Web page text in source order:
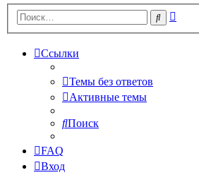
Поиск
Ссылки
Темы без ответов
Активные темы
Поиск
FAQ
Вход